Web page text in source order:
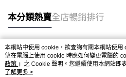
本分類熱賣全店暢銷排行
熱門標籤
熱銷排行
本網站中使用 cookie，欲查詢有關本網站使用
望在電腦上使用 cookie 時應如何變更電腦的
政策 」之 Cookie 聲明。您繼續使用本網站即
條款之 Cookie 聲明使用 cookie。
了解更多 >